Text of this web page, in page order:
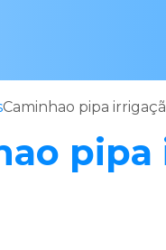
Caminhao pipa